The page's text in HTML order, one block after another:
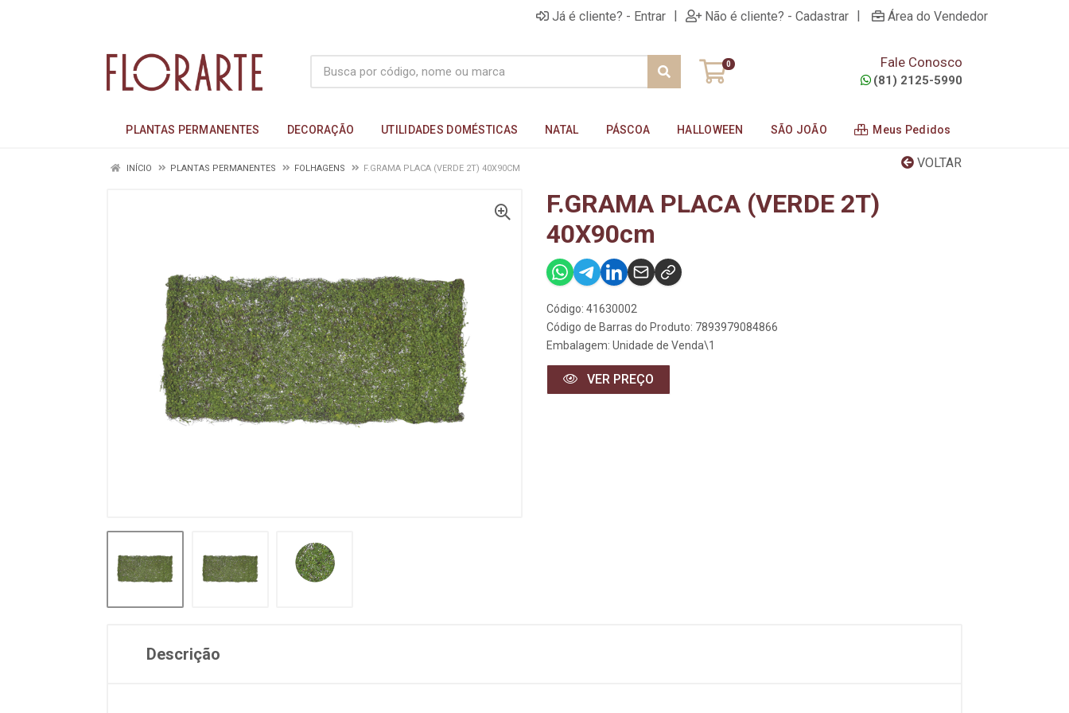
Já é cliente? - Entrar | Não é cliente? - Cadastrar | Área do Vendedor
0 Fale Conosco
(81) 2125-5990
PLANTAS PERMANENTES DECORAÇÃO UTILIDADES DOMÉSTICAS NATAL PÁSCOA HALLOWEEN SÃO JOÃO Meus Pedidos
VOLTAR
INÍCIO PLANTAS PERMANENTES FOLHAGENS F.GRAMA PLACA (VERDE 2T) 40X90CM
F.GRAMA PLACA (VERDE 2T)
40X90cm
Código: 41630002
Código de Barras do Produto: 7893979084866
Embalagem: Unidade de Venda\1
VER PREÇO
Descrição